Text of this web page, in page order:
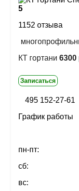
5
1152 отзыва
КТ гортани 6300
Записаться
495 152-27-61
График работы
пн-пт:
сб:
вс: